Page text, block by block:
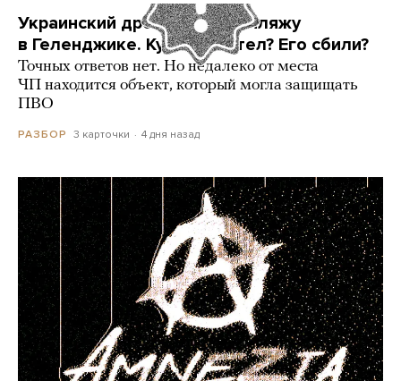
Украинский дрон попал по пляжу
в Геленджике. Куда он летел? Его сбили?
Точных ответов нет. Но недалеко от места
ЧП находится объект, который могла защищать
ПВО
РАЗБОР 3 карточки 4 дня назад